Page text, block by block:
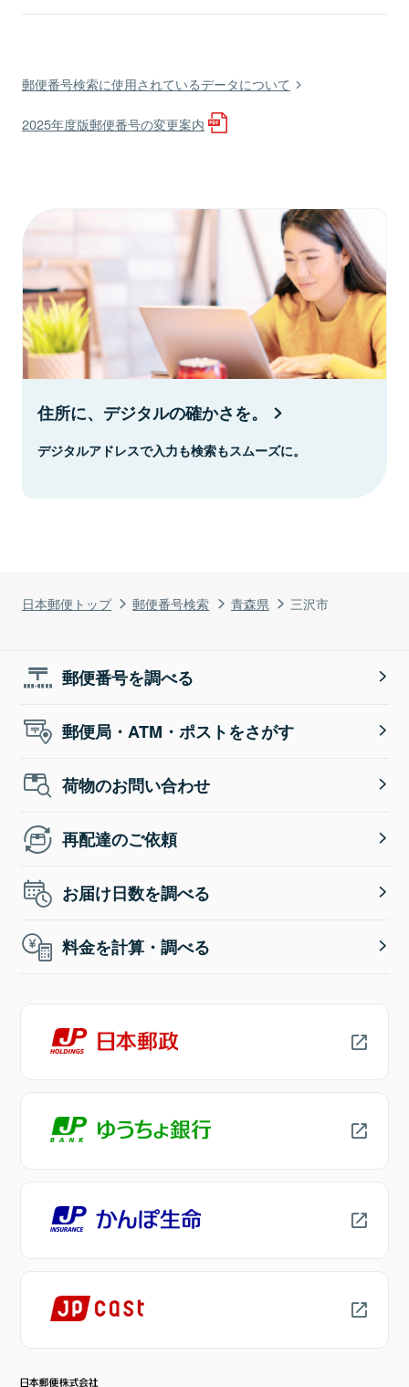
日本郵便トップ 郵便番号検索 青森県 三沢市
郵便番号検索に使用されているデータについて
2025年度版郵便番号の変更案内
住所に、デジタルの確かさを。
デジタルアドレスで入力も検索もスムーズに。
郵便番号を調べる
郵便局・ATM・ポストをさがす
荷物のお問い合わせ
再配達のご依頼
お届け日数を調べる
料金を計算・調べる